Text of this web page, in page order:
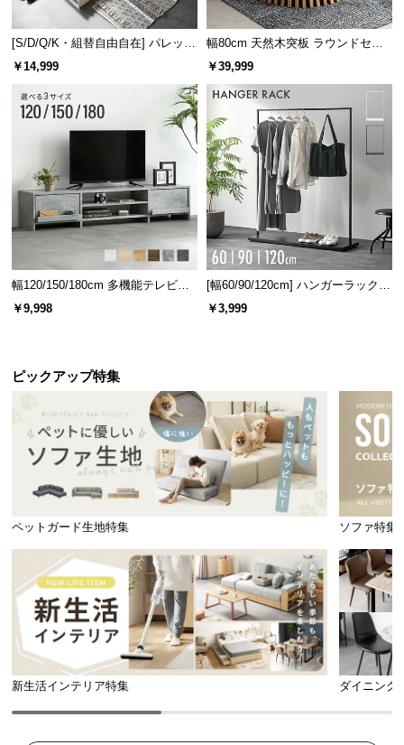
[S/D/Q/K・組替自由自在] パレット
ベッド 8/12/16枚セット
￥14,999
幅80cm 天然木突板 ラウンドセン
ターテーブル 美しい格子デザイン
￥39,999
幅120/150/180cm 多機能テレビボ
ード 木目/石目調 オープン収納・
引き出し収納付き
￥9,998
[幅60/90/120cm] ハンガーラック
スチール 4段階高さ調節 サイドフ
ック オープンラック シンプル
￥3,999
ピックアップ特集
ペットガード生地特集 ソファ特集
新生活インテリア特集 ダイニング